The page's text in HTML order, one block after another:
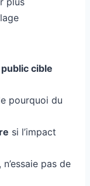
cible
pourquoi du
si l’impact
, n’essaie pas de